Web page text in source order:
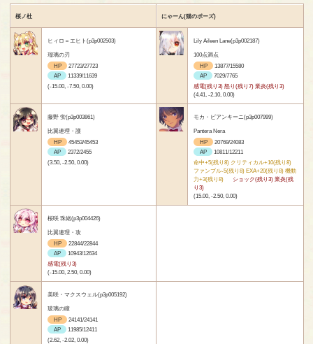
桜ノ杜 にゃーん(猫のポーズ)
ヒィロ＝エヒト(p3p002503)
瑠璃の刃
HP
27723/27723
AP
11339/11639
(-15.00, -7.50, 0.00)
Lily Aileen Lane(p3p002187)
100点満点
HP
13877/15580
AP
7029/7765
感電(残り3) 怒り(残り7) 業炎(残り3)
(4.41, -2.10, 0.00)
藤野 蛍(p3p003861)
比翼連理・護
HP
45453/45453
AP
2372/2455
(3.50, -2.50, 0.00)
モカ・ビアンキーニ(p3p007999)
Pantera Nera
HP
20769/24083
AP
10811/12211
命中+5(残り8) クリティカル+10(残り8)
ファンブル-5(残り8) EXA+20(残り8) 機動
力+3(残り8)
ショック(残り3) 業炎(残
り3)
(15.00, -2.50, 0.00)
桜咲 珠緒(p3p004426)
比翼連理・攻
HP
22844/22844
AP
10943/12634
感電(残り3)
(-15.00, 2.50, 0.00)
美咲・マクスウェル(p3p005192)
玻璃の瞳
HP
24141/24141
AP
11985/12411
(2.62, -2.02, 0.00)